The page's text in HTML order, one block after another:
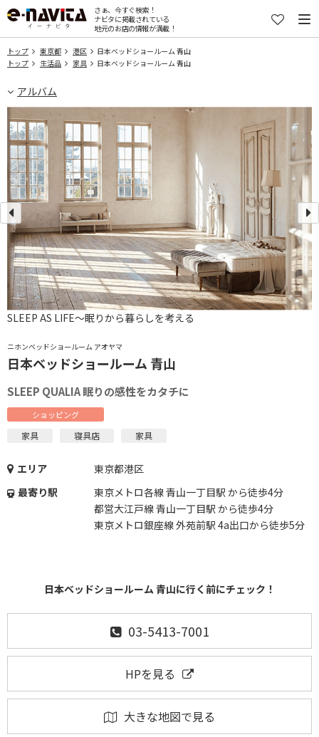
さぁ、今すぐ検索！
ナビタに掲載されている
地元のお店の情報が満載！
トップ 東京都 港区
日本ベッドショールーム 青山
トップ
生活品 家具 日本ベッドショールーム 青山
アルバム
ニホンベッドショールーム アオヤマ
日本ベッドショールーム 青山
SLEEP QUALIA 眠りの感性をカタチに
ショッピング
家具 寝具店 家具
エリア
東京都港区
最寄り駅
東京メトロ各線 青山一丁目駅 から徒歩4分
都営大江戸線 青山一丁目駅 から徒歩4分
東京メトロ銀座線 外苑前駅 4a出口から徒歩5分
日本ベッドショールーム 青山に行く前にチェック！
03-5413-7001
HPを見る
大きな地図で見る
SLEEP AS LIFE～眠りから暮らしを考える